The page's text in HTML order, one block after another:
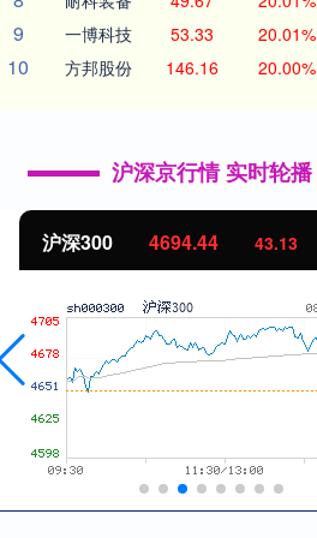
9 一博科技 53.33 20.01%
10 方邦股份 146.16 20.00%
沪深京行情 实时轮播
沪深300 4694.44 43.13